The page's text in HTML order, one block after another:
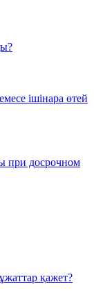
ішінара өтей
при досрочном
қажет?